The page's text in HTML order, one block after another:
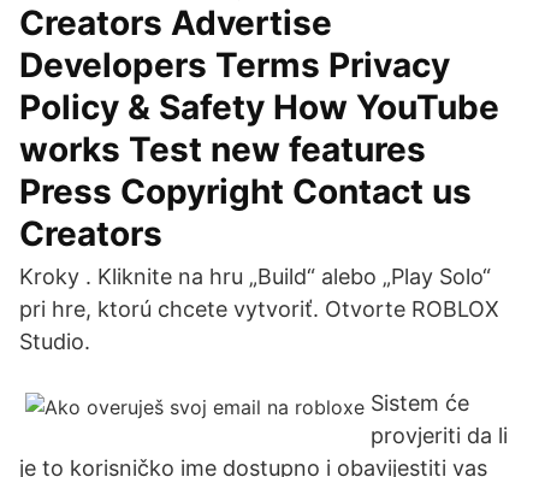
Creators Advertise
Developers Terms Privacy
Policy & Safety How YouTube
works Test new features
Press Copyright Contact us
Creators
Kroky . Kliknite na hru „Build“ alebo „Play Solo“
pri hre, ktorú chcete vytvoriť. Otvorte ROBLOX
Studio.
Sistem će
provjeriti da li
je to korisničko ime dostupno i obavijestiti vas